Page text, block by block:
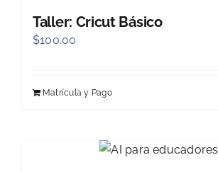
Taller: Cricut Básico
$100.00
Matrícula y Pago